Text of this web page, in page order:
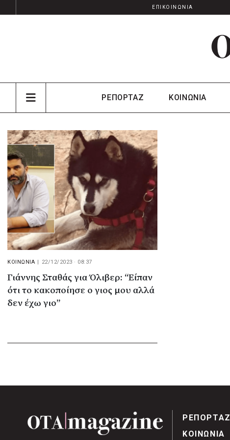
ΕΠΙΚΟΙΝΩΝΙΑ
ΡΕΠΟΡΤΑΖ ΚΟΙΝΩΝΙΑ
ΚΟΙΝΩΝΙΑ | 22/12/2023 · 08:37
Γιάννης Σταθάς για Όλιβερ: “Είπαν
ότι το κακοποίησε ο γιος μου αλλά
δεν έχω γιο”
ΡΕΠΟΡΤΑΖ
ΚΟΙΝΩΝΙΑ